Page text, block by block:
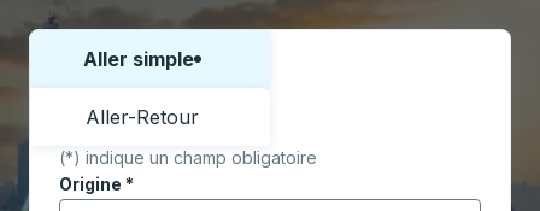
Choisissez un sens ou un aller-retour:
Aller simple
Aller-Retour
(*) indique un champ obligatoire
Origine *